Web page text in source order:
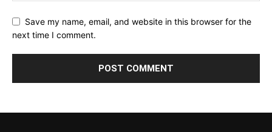
Save my name, email, and website in this browser for the
next time I comment.